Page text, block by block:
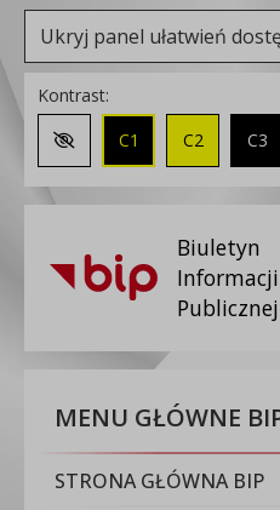
Ukryj panel ułatwień
Kontrast:
Zmień kontrast na domyślny
C1 C2 C3
Biuletyn
Informacji
Publicznej
MENU GŁÓWNE
STRONA GŁÓWNA BIP